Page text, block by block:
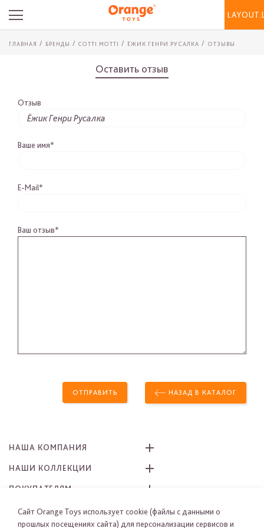
ГЛАВНАЯ БРЕНДЫ COTTI MOTTI ЁЖИК ГЕНРИ РУСАЛКА ОТЗЫВЫ
Оставить отзыв
Отзыв
Ваше имя*
E-Mail*
Ваш отзыв*
НАЗАД В КАТАЛОГ
ОТПРАВИТЬ
НАША КОМПАНИЯ
НАШИ КОЛЛЕКЦИИ
ПОКУПАТЕЛЯМ
КАК ЗАКАЗАТЬ
Сайт Orange Toys использует cookie (файлы с данными о
прошлых посещениях сайта) для персонализации сервисов и